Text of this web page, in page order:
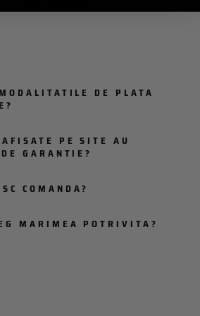
DE PLATA
AFISATE PE SITE AU
GARANTIE?
COMANDA?
MARIMEA POTRIVITA?